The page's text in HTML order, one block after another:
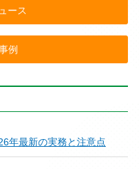
ース
例
年最新の実務と注意点